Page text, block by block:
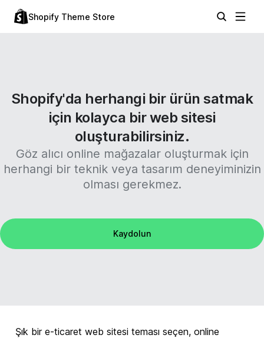
Shopify Theme Store
Shopify'da herhangi bir ürün satmak
için kolayca bir web sitesi
oluşturabilirsiniz.
Göz alıcı online mağazalar oluşturmak için
herhangi bir teknik veya tasarım deneyiminizin
olması gerekmez.
Kaydolun
Şık bir e-ticaret web sitesi teması seçen, online